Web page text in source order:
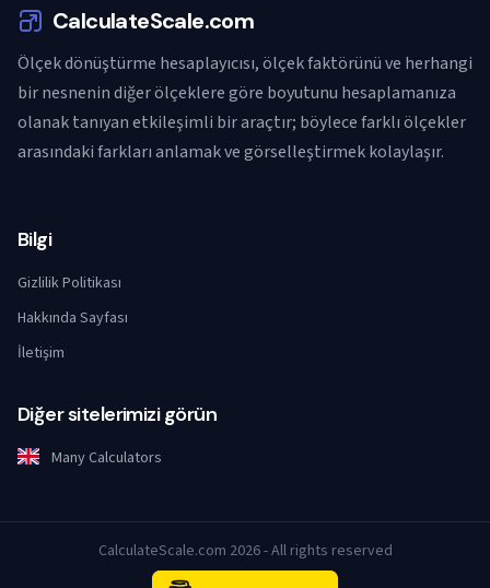
CalculateScale.com
Ölçek dönüştürme hesaplayıcısı, ölçek faktörünü ve herhangi
bir nesnenin diğer ölçeklere göre boyutunu hesaplamanıza
olanak tanıyan etkileşimli bir araçtır; böylece farklı ölçekler
arasındaki farkları anlamak ve görselleştirmek kolaylaşır.
Bilgi
Gizlilik Politikası
Hakkında Sayfası
İletişim
Diğer sitelerimizi görün
Many Calculators
CalculateScale.com 2026 - All rights reserved